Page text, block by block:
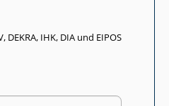
IHK, DIA und EIPOS